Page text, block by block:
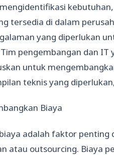
tersedia di dalam
yang diperlukan
pengembangan dan IT
untuk
teknis yang
Biaya
adalah faktor
atau outsourcing. Biaya